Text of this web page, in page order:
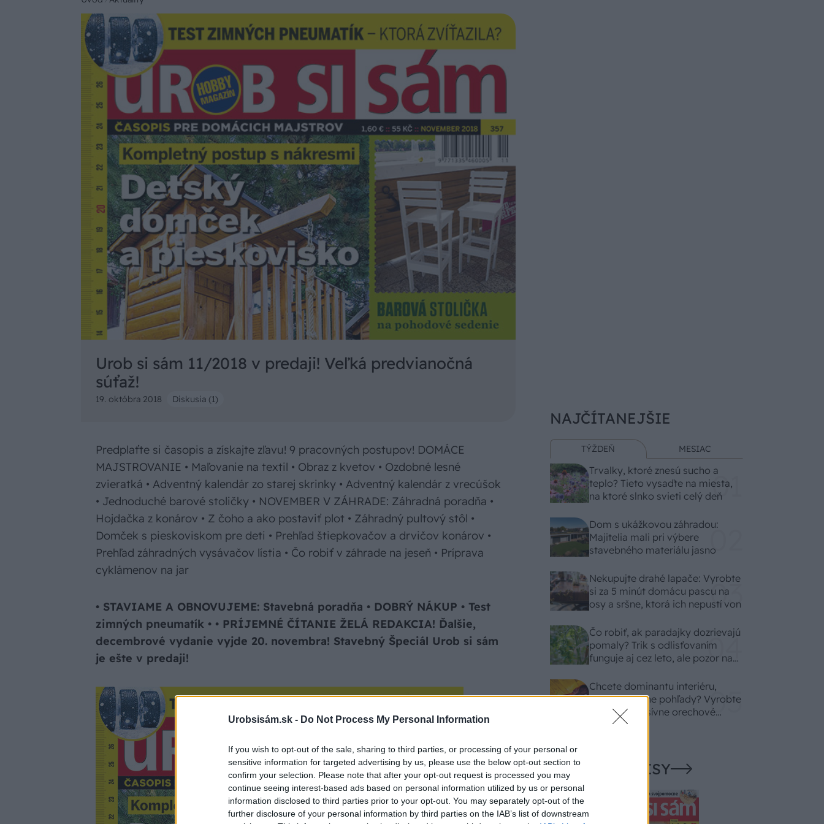
Urobsisám.sk - Do Not Process My Personal Information
If you wish to opt-out of the sale, sharing to third parties, or processing of your personal or
sensitive information for targeted advertising by us, please use the below opt-out section to
confirm your selection. Please note that after your opt-out request is processed you may
continue seeing interest-based ads based on personal information utilized by us or personal
information disclosed to third parties prior to your opt-out. You may separately opt-out of the
further disclosure of your personal information by third parties on the IAB’s list of downstream
Urob si sám 11/2018 v predaji! Veľká predvianočná
súťaž!
19. októbra 2018 Diskusia (1)
Predplaťte si časopis a získajte zľavu! 9 pracovných postupov! DOMÁCE
MAJSTROVANIE • Maľovanie na textil • Obraz z kvetov • Ozdobné lesné
zvieratká • Adventný kalendár zo starej skrinky • Adventný kalendár z vrecúšok
• Jednoduché barové stoličky • NOVEMBER V ZÁHRADE: Záhradná poradňa •
Hojdačka z konárov • Z čoho a ako postaviť plot • Záhradný pultový stôl •
Domček s pieskoviskom pre deti • Prehľad štiepkovačov a drvičov konárov •
Prehľad záhradných vysávačov lístia • Čo robiť v záhrade na jeseň • Príprava
cyklámenov na jar
• STAVIAME A OBNOVUJEME: Stavebná poradňa • DOBRÝ NÁKUP • Test
zimných pneumatík • • PRÍJEMNÉ ČÍTANIE ŽELÁ REDAKCIA! Ďalšie,
decembrové vydanie vyjde 20. novembra! Stavebný Špeciál Urob si sám
je ešte v predaji!
NAJČÍTANEJŠIE
TÝŽDEŇ MESIAC
Trvalky, ktoré znesú sucho a
teplo? Tieto vysaďte na miesta,
na ktoré slnko svieti celý deň
Dom s ukážkovou záhradou:
Majitelia mali pri výbere
stavebného materiálu jasno
Nekupujte drahé lapače: Vyrobte
si za 5 minút domácu pascu na
osy a sršne, ktorá ich nepustí von
Čo robiť, ak paradajky dozrievajú
pomaly? Trik s odlisťovaním
funguje aj cez leto, ale pozor na
Chcete dominantu interiéru,
ktorá pritiahne pohľady? Vyrobte
si takéto masívne orechové
svietidlo
NAŠE ČASOPISY